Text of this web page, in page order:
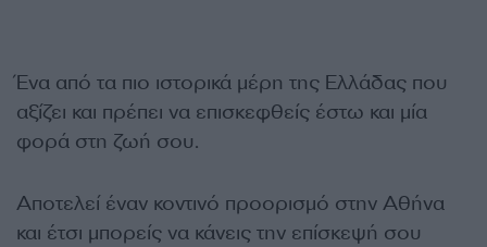
Ένα από τα πιο ιστορικά μέρη της Ελλάδας που
αξίζει και πρέπει να επισκεφθείς έστω και μία
φορά στη ζωή σου.
Αποτελεί έναν κοντινό προορισμό στην Αθήνα
και έτσι μπορείς να κάνεις την επίσκεψή σου